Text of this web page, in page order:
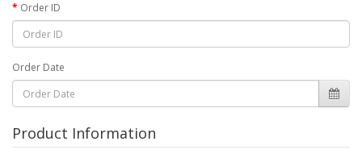
Order ID
Order Date
Product Information